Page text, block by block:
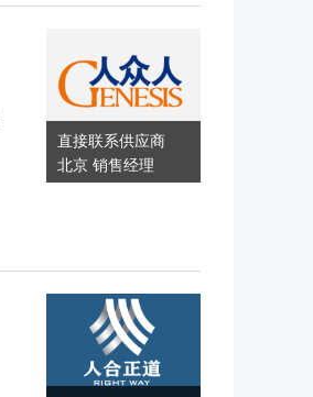
直接联系供应商
北京 销售经理